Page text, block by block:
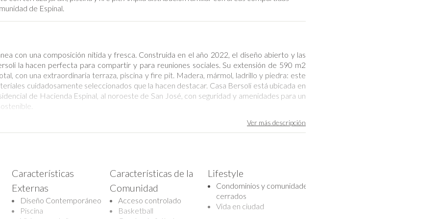
de Espinal.
con una composición nítida y fresca. Construida en el año 2022, el diseño abierto y las
la hacen perfecta para compartir y para reuniones sociales. Su extensión de 590 m2
con una extraordinaria terraza, piscina y fire pit. Madera, mármol, ladrillo y piedra: este
cuidadosamente seleccionados que la hacen destacar. Casa Bersoli está ubicada en
de Hacienda Espinal, al noroeste de San José, con seguridad y amenidades para un
bienvenida a través de su sala principal. Este espacio único se caracteriza por sus
de Casa Bersoli, la cual cuenta con impecables sobres y paredes de mármol, así como
centro. La cocina también incluye una gran alacena y está totalmente equipada.
se integra con el patio trasero, compuesto por una moderna terraza, piscina, hoguera y
de fuego está rodeado por la piscina de Casa Bersoli y compone la noche perfecta al
una sala de estar exterior, junto a un área de bar que la remata. Todo el espacio está
impactados por las magníficas columnas exteriores de Casa Bersoli.
Ver más descripción
Características
Externas
Diseño Contemporáneo
Piscina
Características de la
Comunidad
Acceso controlado
Basketball
Lifestyle
Condominios y comunidades
cerrados
Vida en ciudad